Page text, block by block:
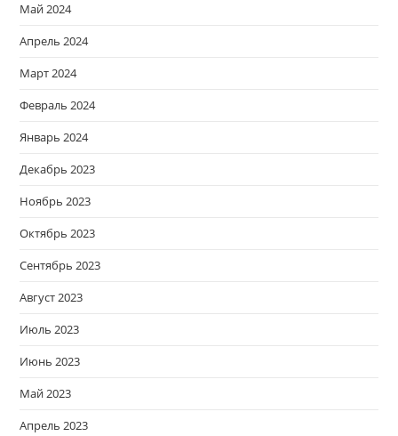
Май 2024
Апрель 2024
Март 2024
Февраль 2024
Январь 2024
Декабрь 2023
Ноябрь 2023
Октябрь 2023
Сентябрь 2023
Август 2023
Июль 2023
Июнь 2023
Май 2023
Апрель 2023